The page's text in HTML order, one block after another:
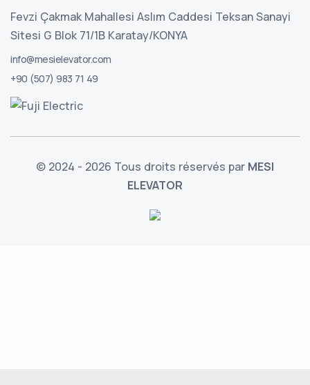
Fevzi Çakmak Mahallesi Aslım Caddesi Teksan Sanayi
Sitesi G Blok 71/1B Karatay/KONYA
info@mesielevator.com
+90 (507) 983 71 49
© 2024 - 2026 Tous droits réservés par MESI
ELEVATOR